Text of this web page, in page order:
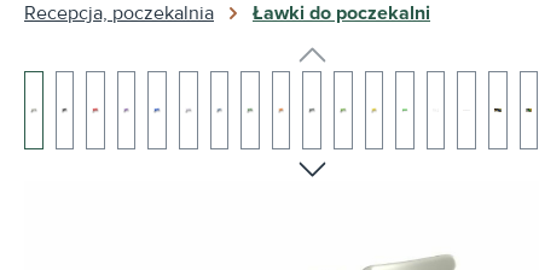
Recepcja, poczekalnia Ławki do poczekalni